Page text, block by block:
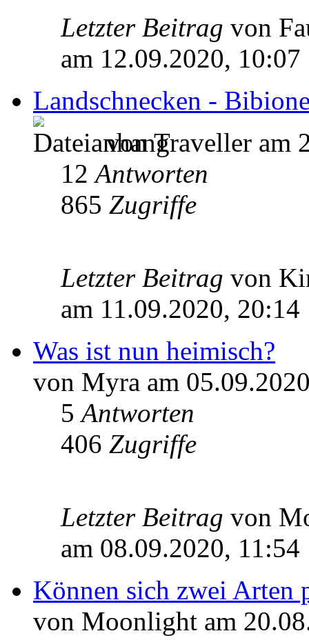
Letzter Beitrag von
am 12.09.2020, 10:07
Landschnecken -
von Traveller am
12Antworten
865 Zugriffe
Letzter Beitrag von
am 11.09.2020, 20:14
Was ist nun heimisch?
von Myra am
5Antworten
406 Zugriffe
Letzter Beitrag von
am 08.09.2020, 11:54
Können sich zwei Arten
von Moonlight am